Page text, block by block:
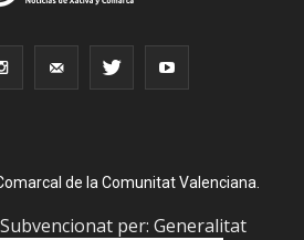
de la Comunitat Valenciana.
per: Generalitat